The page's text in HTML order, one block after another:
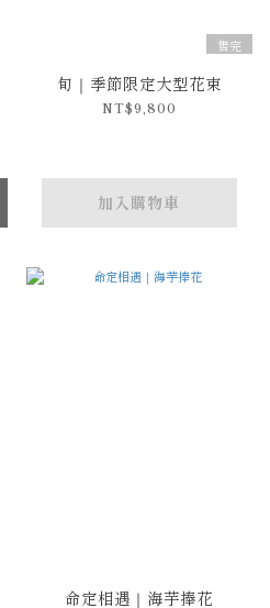
售完
旬｜季節限定大型花束
NT$9,800
加入購物車
命定相遇｜海芋捧花